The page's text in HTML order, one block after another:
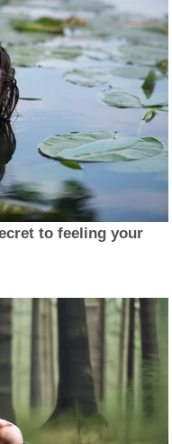
to feeling your